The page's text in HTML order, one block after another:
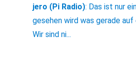
jero (Pi Radio): Das ist nur
gesehen wird was gerade
Wir sind ni...